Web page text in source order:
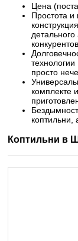
Цена
Простота и
просто
комплекте
коптильни,
Коптильни в